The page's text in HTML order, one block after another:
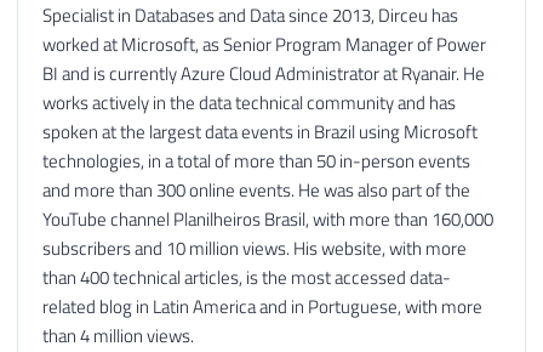
Specialist in Databases and Data since 2013, Dirceu has
worked at Microsoft, as Senior Program Manager of Power
BI and is currently Azure Cloud Administrator at Ryanair. He
works actively in the data technical community and has
spoken at the largest data events in Brazil using Microsoft
technologies, in a total of more than 50 in-person events
and more than 300 online events. He was also part of the
YouTube channel Planilheiros Brasil, with more than 160,000
subscribers and 10 million views. His website, with more
than 400 technical articles, is the most accessed data-
related blog in Latin America and in Portuguese, with more
than 4 million views.